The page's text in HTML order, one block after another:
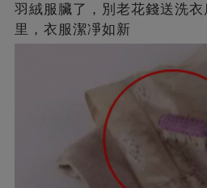
羽絨服臟了，別老花錢送洗
里，衣服潔凈如新